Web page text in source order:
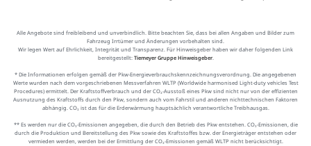
Alle Angebote sind freibleibend und unverbindlich. Bitte beachten Sie, dass bei allen Angaben und Bilder zum
Fahrzeug Irrtümer und Änderungen vorbehalten sind.
Wir legen Wert auf Ehrlichkeit, Integrität und Transparenz. Für Hinweisgeber haben wir daher folgenden Link
bereitgestellt: Tiemeyer Gruppe Hinweisgeber.
* Die Informationen erfolgen gemäß der Pkw-Energieverbrauchskennzeichnungsverordnung. Die angegebenen
Werte wurden nach dem vorgeschriebenen Messverfahren WLTP (Worldwide harmonised Light-duty vehicles Test
Procedures) ermittelt. Der Kraftstoffverbrauch und der CO₂-Ausstoß eines Pkw sind nicht nur von der effizienten
Ausnutzung des Kraftstoffs durch den Pkw, sondern auch vom Fahrstil und anderen nichttechnischen Faktoren
abhängig. CO₂ ist das für die Erderwärmung hauptsächlich verantwortliche Treibhausgas.
** Es werden nur die CO₂-Emissionen angegeben, die durch den Betrieb des Pkw entstehen. CO₂-Emissionen, die
durch die Produktion und Bereitstellung des Pkw sowie des Kraftstoffes bzw. der Energieträger entstehen oder
vermieden werden, werden bei der Ermittlung der CO₂-Emissionen gemäß WLTP nicht berücksichtigt.